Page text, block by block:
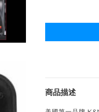
商品描述